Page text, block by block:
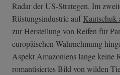
Radar der US-Strategen. Im
Rüstungsindustrie aufKautschuk
zur Herstellung von Reifen für
europäischen Wahrnehmung
Aspekt Amazoniens lange keine
romantisiertes Bild von wilden